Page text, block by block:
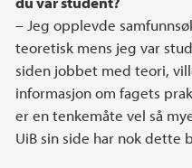
– Jeg opplevde
teoretisk mens jeg var
siden jobbet med teori,
informasjon om fagets
er en tenkemåte vel så
UiB sin side har nok dette